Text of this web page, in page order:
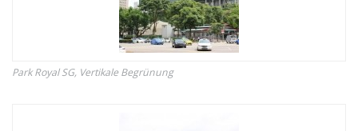
Park Royal SG, Vertikale Begrünung